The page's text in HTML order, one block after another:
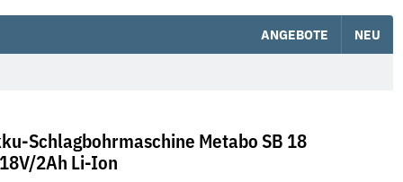
ANGEBOTE NEU
Schlagbohrmaschine Metabo SB 18
2Ah Li-Ion